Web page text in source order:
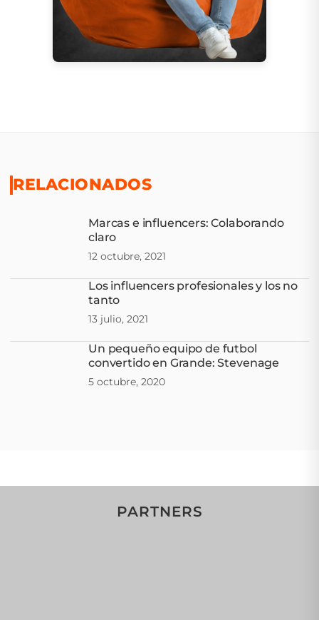
RELACIONADOS
Marcas e influencers: Colaborando
claro
12 octubre, 2021
Los influencers profesionales y los no
tanto
13 julio, 2021
Un pequeño equipo de futbol
convertido en Grande: Stevenage
5 octubre, 2020
PARTNERS